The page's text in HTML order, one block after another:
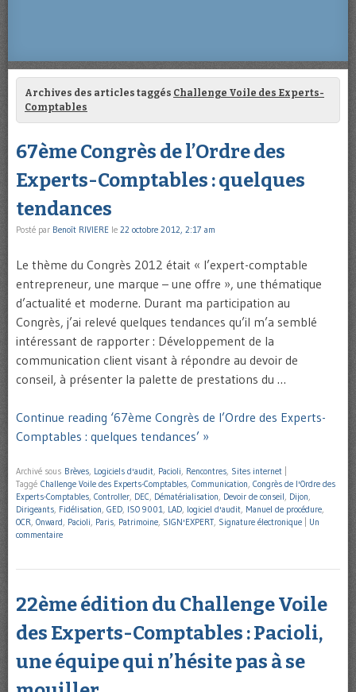
Archives des articles taggés Challenge Voile des Experts-
Comptables
67ème Congrès de l’Ordre des
Experts-Comptables : quelques
tendances
Posté par Benoît RIVIERE le 22 octobre 2012, 2:17 am
Le thème du Congrès 2012 était « l’expert-comptable
entrepreneur, une marque – une offre », une thématique
d’actualité et moderne. Durant ma participation au
Congrès, j’ai relevé quelques tendances qu’il m’a semblé
intéressant de rapporter : Développement de la
communication client visant à répondre au devoir de
conseil, à présenter la palette de prestations du …
Continue reading ‘67ème Congrès de l’Ordre des Experts-
Comptables : quelques tendances’ »
Archivé sous Brèves, Logiciels d'audit, Pacioli, Rencontres, Sites internet
Taggé Challenge Voile des Experts-Comptables, Communication, Congrès de l'Ordre des
Experts-Comptables, Controller, DEC, Dématérialisation, Devoir de conseil, Dijon,
Dirigeants, Fidélisation, GED, ISO 9001, LAD, logiciel d'audit, Manuel de procédure,
OCR, Onward, Pacioli, Paris, Patrimoine, SIGN'EXPERT, Signature électronique
Un
commentaire
22ème édition du Challenge Voile
des Experts-Comptables : Pacioli,
une équipe qui n’hésite pas à se